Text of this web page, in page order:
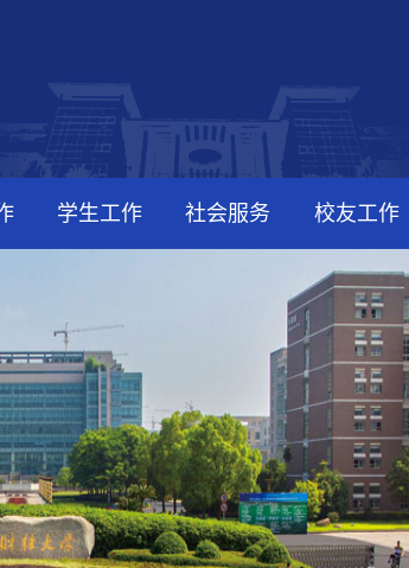
学生工作 社会服务 校友工作